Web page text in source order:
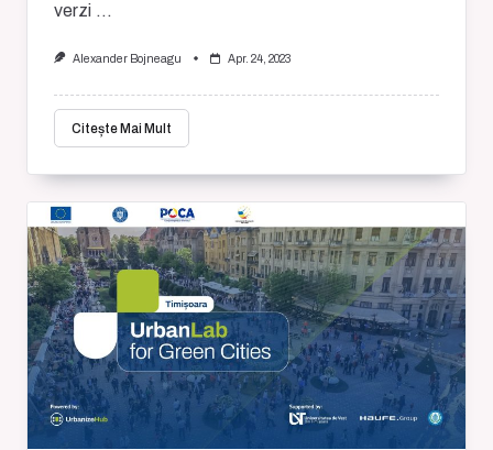
verzi ...
Alexander Bojneagu Apr. 24, 2023
Citește Mai Mult